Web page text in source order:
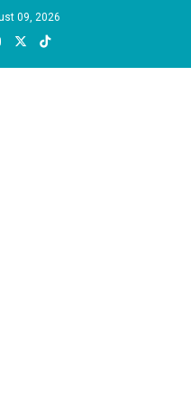
09, 2026